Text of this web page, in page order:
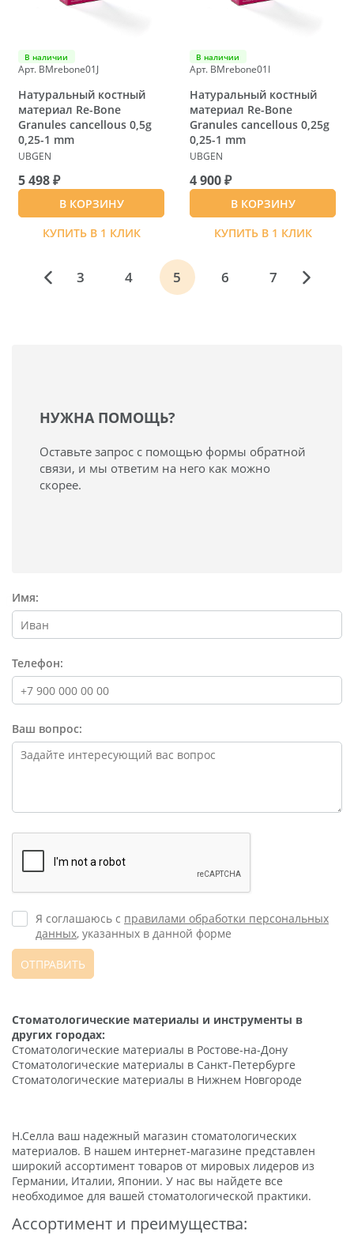
В наличии
Арт. BMrebone01J
Натуральный костный
материал Re-Bone
Granules cancellous 0,5g
0,25-1 mm
UBGEN
5 498 ₽
В КОРЗИНУ
КУПИТЬ В 1 КЛИК
В наличии
Арт. BMrebone01I
Натуральный костный
материал Re-Bone
Granules cancellous 0,25g
0,25-1 mm
UBGEN
4 900 ₽
В КОРЗИНУ
КУПИТЬ В 1 КЛИК
3 4 5 6 7
НУЖНА ПОМОЩЬ?
Оставьте запрос с помощью формы обратной
связи, и мы ответим на него как можно
скорее.
Имя:
Телефон:
Ваш вопрос:
Я соглашаюсь с правилами обработки персональных
данных, указанных в данной форме
ОТПРАВИТЬ
Стоматологические материалы и инструменты в
других городах:
Стоматологические материалы в Ростове-на-Дону
Стоматологические материалы в Санкт-Петербурге
Стоматологические материалы в Нижнем Новгороде
Н.Селла ваш надежный магазин стоматологических
материалов. В нашем интернет-магазине представлен
широкий ассортимент товаров от мировых лидеров из
Германии, Италии, Японии. У нас вы найдете все
необходимое для вашей стоматологической практики.
Ассортимент и преимущества: